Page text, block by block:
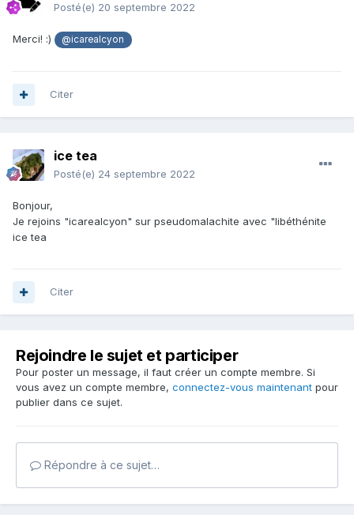
Posté(e) 20 septembre 2022
Merci! :) @icarealcyon
Citer
ice tea
Posté(e) 24 septembre 2022
Bonjour,
Je rejoins "icarealcyon" sur pseudomalachite avec "libéthénite
ice tea
Citer
Rejoindre le sujet et participer
Pour poster un message, il faut créer un compte membre. Si
vous avez un compte membre, connectez-vous maintenant pour
publier dans ce sujet.
Répondre à ce sujet…